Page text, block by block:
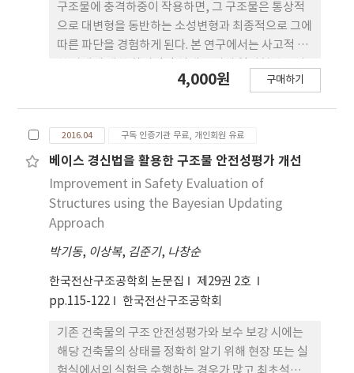
구조물에 충격하중이 작용하면, 그 구조물은 통상적
으로 대변형을 동반하는 소성변형과 최종적으로 그에
따른 파단을 경험하게 된다. 본 연구에서는 사고적 극
냉간성형된 판의 재료상수를 고속인장시험에 대한 수
가정과 함께 Cower-Symond 모델과 John-Cook
모델에 포함되는 재료상수들의 유용성을 참고문헌들
의 결과와 비교하여 입증하였다. 본 논문은 향후 연구
내용에 대한 언급을 포함하면서 마무리하였다.
4,000원 구매하기
2016.04 구독 인증기관 무료, 개인회원 유료
베이스 경신법을 활용한 구조물 안전성평가 개선
Improvement in Safety Evaluation of
Structures using the Bayesian Updating
Approach
박기동, 이상복, 김준기, 나창순
한국전산구조공학회 논문집
제29권 2호
pp.115-122
한국전산구조공학회
기존 건축물의 구조 안전성평가와 보수 보강 시에는
해당 건축물의 상태를 정확히 알기 위해 현장 또는 실